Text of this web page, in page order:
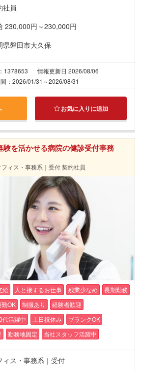
社員
230,000円～230,000円
県磐田市大久保
1378653
情報更新日 2026/08/06
：2026/01/31～2026/08/31
お気に入りに追加
を活かせる病院の健診受付事務
ィス・事務系｜受付 契約社員
給 人と接するお仕事 残業少なめ
長期勤務
勤OK 制服あり
経験者歓迎
代活躍中 土日祝休み
ブランクOK
勤務地固定 当社スタッフ活躍中
ィス・事務系｜受付